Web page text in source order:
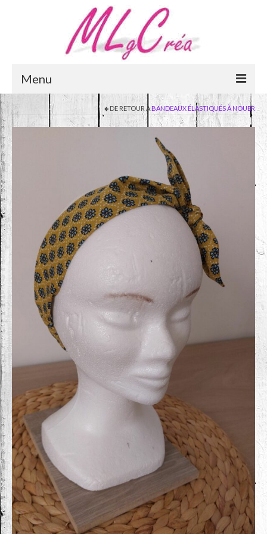
Menu
Accueil
Qui suis-je ?
Mentions légales
Contactez-moi
DE RETOUR ÀBANDEAUX ÉLASTIQUÉS À NOUER